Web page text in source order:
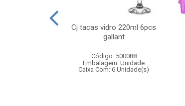
Cj tacas vidro 220ml 6pcs
gallant
Código: 500088
Embalagem: Unidade
Caixa Com: 6 Unidade(s)